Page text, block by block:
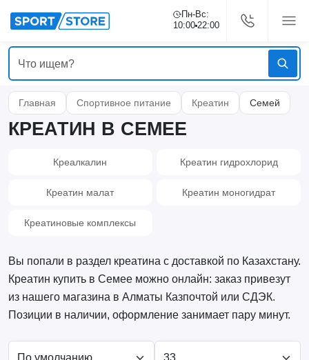
Пн-Вс:
10:00 22:00
Главная Спортивное питание Креатин Семей
КРЕАТИН В СЕМЕЕ
Креалкалин Креатин гидрохлорид
Креатин малат Креатин моногидрат
Креатиновые комплексы
Вы попали в раздел креатина с доставкой по Казахстану.
Креатин купить в Семее можно онлайн: заказ привезут
из нашего магазина в Алматы Казпочтой или СДЭК.
Позиции в наличии, оформление занимает пару минут.